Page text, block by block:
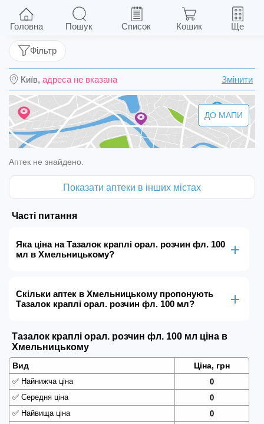
Тазалок краплі орал. розчин фл. 100 мл
Київ, адреса не вказана Змінити
Фільтр
ДО МАПИ
Аптек не знайдено.
Показати аптеки в інших містах
Часті питання
Яка ціна на Тазалок краплі орал. розчин фл. 100
мл в Хмельницькому?
Скільки аптек в Хмельницькому пропонують
Тазалок краплі орал. розчин фл. 100 мл?
Тазалок краплі орал. розчин фл. 100 мл ціна в
Хмельницькому
Вид Ціна, грн
✅ Найнижча ціна
0
✅ Середня ціна
0
✅ Найвища ціна
0
Головна Пошук Список Кошик Ще